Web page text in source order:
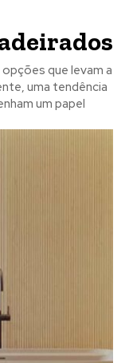
que levam a
uma tendência